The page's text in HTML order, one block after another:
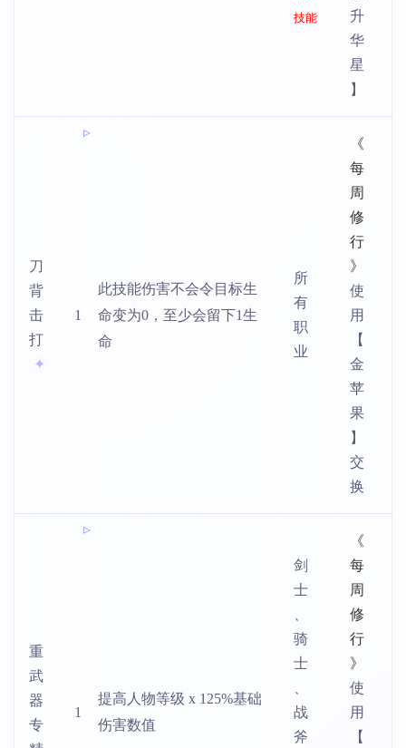
技能
升
华
星
】
刀
背
击
打
1
此技能伤害不会令目标生
命变为0，至少会留下1生
命
所
有
职
业
《
每
周
修
行
》
使
用
【
金
苹
果
】
交
换
重
武
器
专
1
提高人物等级 x 125%基础
伤害数值
剑
士
骑
士
战
斧
《
每
周
修
行
》
使
用
【